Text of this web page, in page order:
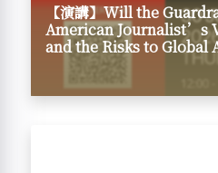
【演講】Will the
American Journalist’s
and the Risks to Global